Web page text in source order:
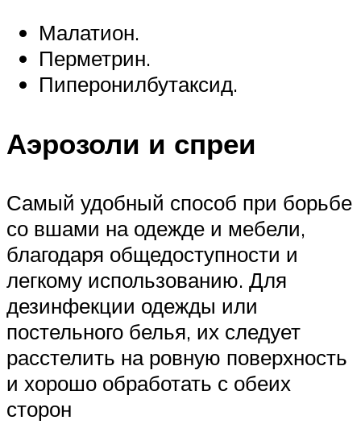
Малатион.
Перметрин.
Пиперонилбутаксид.
Аэрозоли и спреи
Самый удобный способ при борьбе
со вшами на одежде и мебели,
благодаря общедоступности и
легкому использованию. Для
дезинфекции одежды или
постельного белья, их следует
расстелить на ровную поверхность
и хорошо обработать с обеих
сторон